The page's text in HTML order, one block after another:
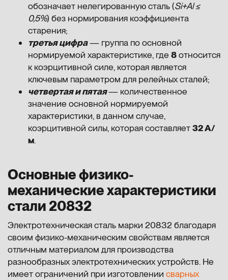
обозначает нелегированную сталь (Si+Al ≤
0,5%) без нормирования коэффициента
старения;
третья цифра— группа по основной
нормируемой характеристике, где 8относится
к коэрцитивной силе, которая является
ключевым параметром для релейных сталей;
четвертая и пятая— количественное
значение основной нормируемой
характеристики, в данном случае,
коэрцитивной силы, которая составляет32 А/
м.
Основные физико-
механические характеристики
стали 20832
Электротехническая сталь марки 20832 благодаря
своим физико-механическим свойствам является
отличным материалом для производства
разнообразных электротехнических устройств. Не
имеет ограничений при изготовлении сварных